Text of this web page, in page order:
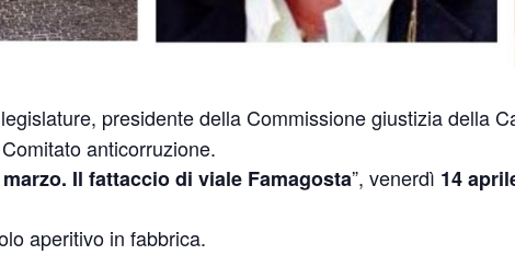
presidente della Commissione giustizia della
anticorruzione.
Il fattaccio di viale Famagosta”, venerdì 14
aperitivo in fabbrica.